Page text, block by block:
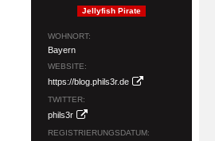
Jellyfish Pirate
WOHNORT
Bayern
WEBSITE
https://blog.phils3r.de
TWITTER
phils3r
REGISTRIERUNGSDATUM